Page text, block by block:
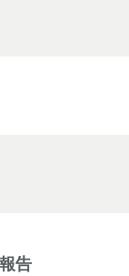
告